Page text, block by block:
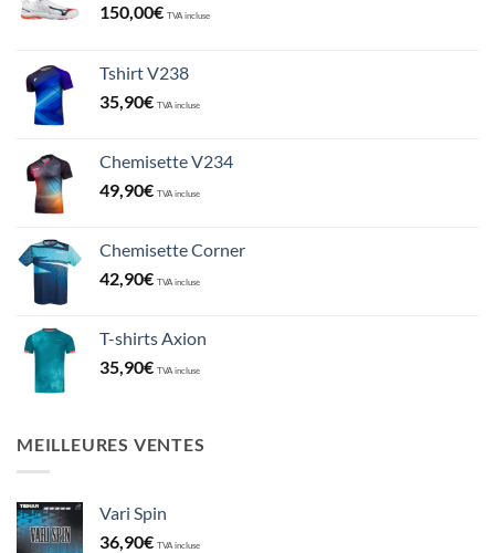
150,00€ TVA incluse
Tshirt V238
35,90€ TVA incluse
Chemisette V234
49,90€ TVA incluse
Chemisette Corner
42,90€ TVA incluse
T-shirts Axion
35,90€ TVA incluse
MEILLEURES VENTES
Vari Spin
36,90€ TVA incluse